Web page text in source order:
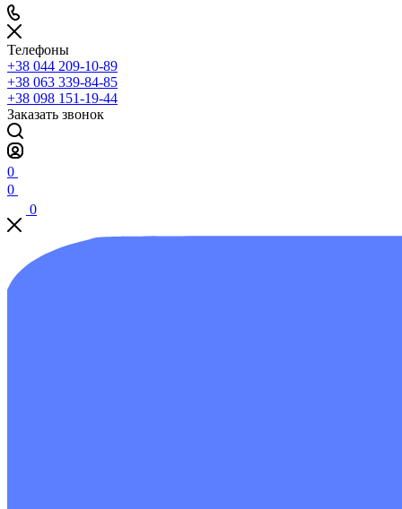
Телефоны
+38 044 209-10-89
+38 063 339-84-85
+38 098 151-19-44
Заказать звонок
0
0
0